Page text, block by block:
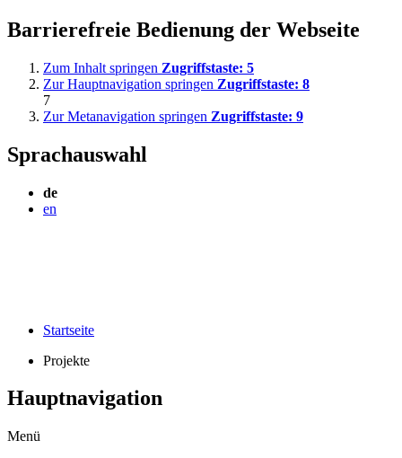
Barrierefreie Bedienung der Webseite
Zum Inhalt springen Zugriffstaste: 5
Zur Hauptnavigation springen Zugriffstaste: 8
7
Zur Metanavigation springen Zugriffstaste: 9
Sprachauswahl
de
en
Startseite
Projekte
Hauptnavigation
Menü